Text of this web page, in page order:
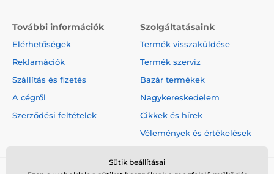
További információk
Elérhetőségek
Reklamációk
Szállítás és fizetés
A cégről
Szerződési feltételek
Szolgáltatásaink
Termék visszaküldése
Termék szerviz
Bazár termékek
Nagykereskedelem
Cikkek és hírek
Vélemények és értékelések
Sütik beállításai